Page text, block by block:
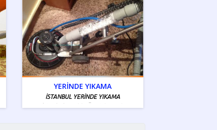
YERİNDE YIKAMA
İSTANBUL YERİNDE YIKAMA